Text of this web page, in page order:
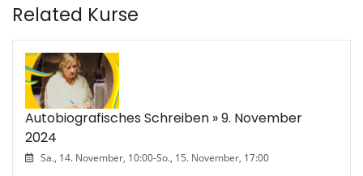
Related Kurse
Autobiografisches Schreiben » 9. November
2024
Sa., 14. November, 10:00-So., 15. November, 17:00